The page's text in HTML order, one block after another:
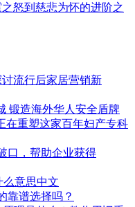
怒到慈悲为怀的进阶之
流行后家居营销新
锻造海外华人安全盾牌
在重塑这家百年妇产专科
口，帮助企业获得
么意思中文
靠谱选择吗？